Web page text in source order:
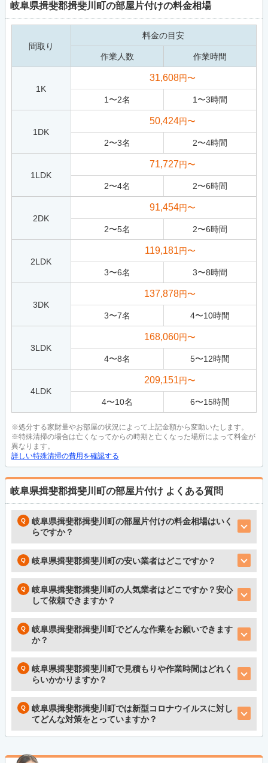
岐阜県揖斐郡揖斐川町の部屋片付けの料金相場
間取り
料金の目安
作業人数 作業時間
1K
31,608円〜
1〜2名 1〜3時間
1DK
50,424円〜
2〜3名 2〜4時間
1LDK
71,727円〜
2〜4名 2〜6時間
2DK
91,454円〜
2〜5名 2〜6時間
2LDK
119,181円〜
3〜6名 3〜8時間
3DK
137,878円〜
3〜7名 4〜10時間
3LDK
168,060円〜
4〜8名 5〜12時間
4LDK
209,151円〜
4〜10名 6〜15時間
※処分する家財量やお部屋の状況によって上記金額から変動いたします。
※特殊清掃の場合は亡くなってからの時期と亡くなった場所によって料金が
異なります。
詳しい特殊清掃の費用を確認する
岐阜県揖斐郡揖斐川町の部屋片付け よくある質問
岐阜県揖斐郡揖斐川町の部屋片付けの料金相場はいく
らですか？
岐阜県揖斐郡揖斐川町の安い業者はどこですか？
岐阜県揖斐郡揖斐川町の人気業者はどこですか？安心
して依頼できますか？
岐阜県揖斐郡揖斐川町でどんな作業をお願いできます
か？
岐阜県揖斐郡揖斐川町で見積もりや作業時間はどれく
らいかかりますか？
岐阜県揖斐郡揖斐川町では新型コロナウイルスに対し
てどんな対策をとっていますか？